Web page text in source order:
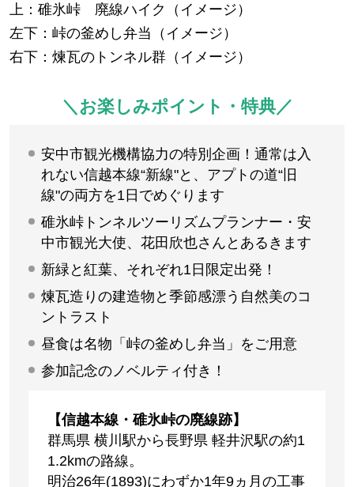
上：碓氷峠 廃線ハイク（イメージ）
左下：峠の釜めし弁当（イメージ）
右下：煉瓦のトンネル群（イメージ）
＼お楽しみポイント・特典／
安中市観光機構協力の特別企画！通常は入
れない信越本線“新線"と、アプトの道“旧
線"の両方を1日でめぐります
碓氷峠トンネルツーリズムプランナー・安
中市観光大使、花田欣也さんとあるきます
新緑と紅葉、それぞれ1日限定出発！
煉瓦造りの建造物と季節感漂う自然美のコ
ントラスト
昼食は名物「峠の釜めし弁当」をご用意
参加記念のノベルティ付き！
【信越本線・碓氷峠の廃線跡】
群馬県 横川駅から長野県 軽井沢駅の約1
1.2kmの路線。
明治26年(1893)にわずか1年9ヵ月の工事